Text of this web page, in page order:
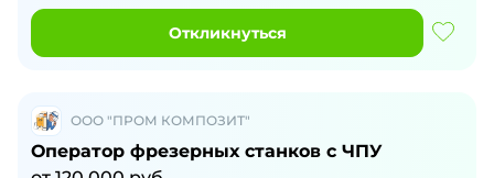
Откликнуться
ООО "ПРОМ КОМПОЗИТ"
Оператор фрезерных станков с ЧПУ